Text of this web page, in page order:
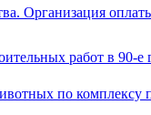
Организация
работ в 90-е
по комплексу